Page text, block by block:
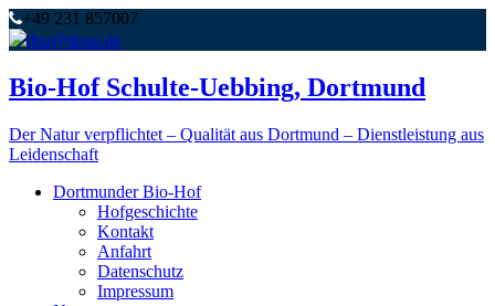
+49 231 857007
dsu@dosu.de
Bio-Hof Schulte-Uebbing, Dortmund
Der Natur verpflichtet – Qualität aus Dortmund – Dienstleistung aus
Leidenschaft
Dortmunder Bio-Hof
Hofgeschichte
Kontakt
Anfahrt
Datenschutz
Impressum